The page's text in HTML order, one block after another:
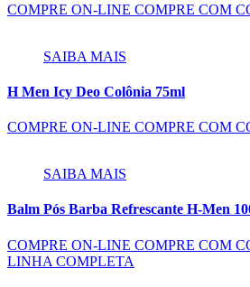
COMPRE ON-LINE COMPRE COM
SAIBA MAIS
H Men Icy Deo Colônia 75ml
COMPRE ON-LINE COMPRE COM
SAIBA MAIS
Balm Pós Barba Refrescante H-Men
COMPRE ON-LINE COMPRE COM
LINHA COMPLETA